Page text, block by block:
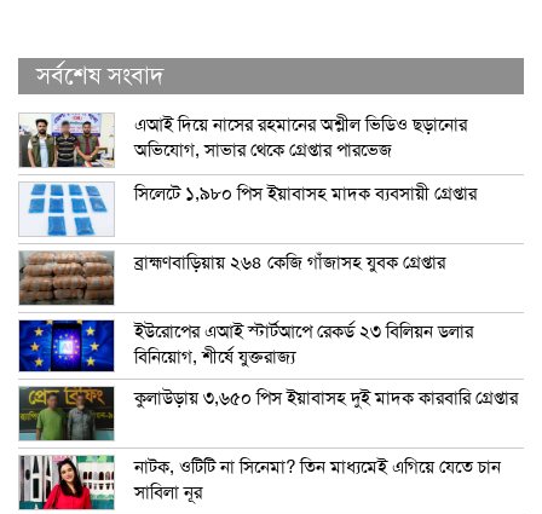
সর্বশেষ সংবাদ
এআই দিয়ে নাসের রহমানের অশ্লীল ভিডিও ছড়ানোর
অভিযোগ, সাভার থেকে গ্রেপ্তার পারভেজ
সিলেটে ১,৯৮০ পিস ইয়াবাসহ মাদক ব্যবসায়ী গ্রেপ্তার
ব্রাহ্মণবাড়িয়ায় ২৬৪ কেজি গাঁজাসহ যুবক গ্রেপ্তার
ইউরোপের এআই স্টার্টআপে রেকর্ড ২৩ বিলিয়ন ডলার
বিনিয়োগ, শীর্ষে যুক্তরাজ্য
কুলাউড়ায় ৩,৬৫০ পিস ইয়াবাসহ দুই মাদক কারবারি গ্রেপ্তার
নাটক, ওটিটি না সিনেমা? তিন মাধ্যমেই এগিয়ে যেতে চান
সাবিলা নূর